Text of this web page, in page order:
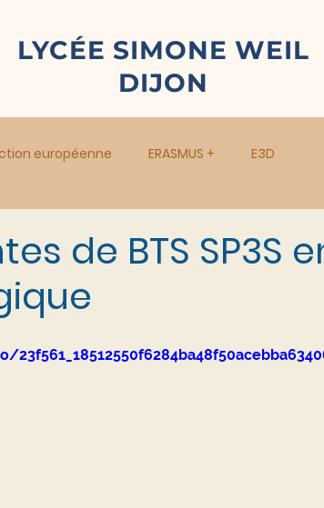
LYCÉE SIMONE WEIL
DIJON
européenne ERASMUS + E3D
de BTS SP3S